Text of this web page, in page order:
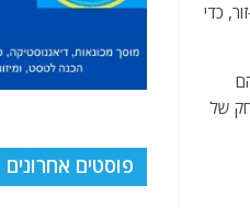
כדי
של
פוסטים אחרונים